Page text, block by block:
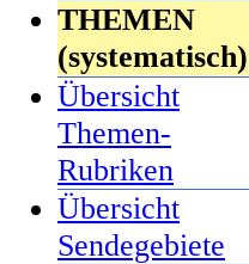
THEMEN
(systematisch)
Übersicht
Themen-
Rubriken
Übersicht
Sendegebiete